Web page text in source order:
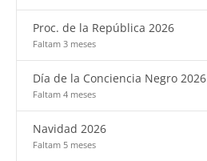
Proc. de la República 2026
Faltam 3 meses
Día de la Conciencia Negro 2026
Faltam 4 meses
Navidad 2026
Faltam 5 meses